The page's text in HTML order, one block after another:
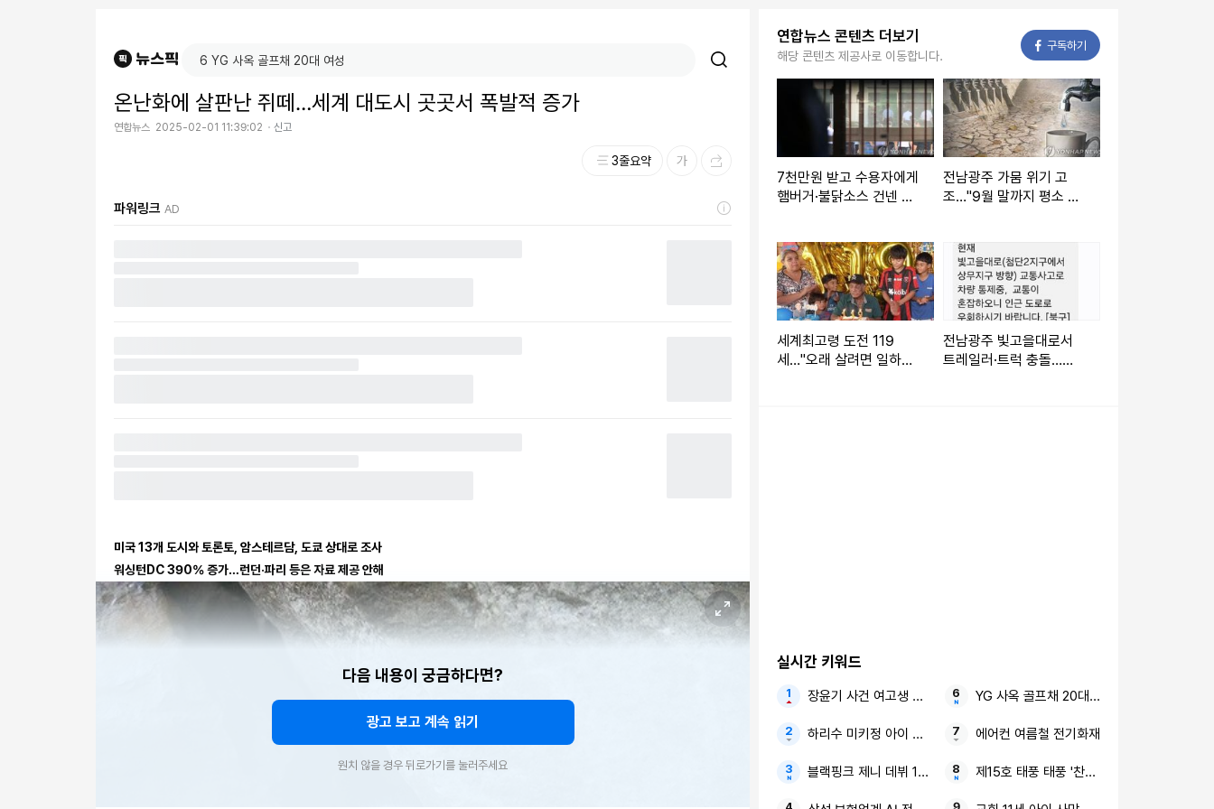
온난화에 살판난 쥐떼…세계 대도시 곳곳서 폭발적 증가
연합뉴스 2025-02-01 11:39:02 신고
3줄요약
파워링크 AD
미국 13개 도시와 토론토, 암스테르담, 도쿄 상대로 조사
워싱턴DC 390% 증가…런던·파리 등은 자료 제공 안해
다음 내용이 궁금하다면?
광고 보고 계속 읽기
원치 않을 경우 뒤로가기를 눌러주세요
연합뉴스 콘텐츠 더보기
해당 콘텐츠 제공사로 이동합니다.
구독하기
7천만원 받고 수용자에게
햄버거·불닭소스 건넨 교
전남광주 가뭄 위기 고
조…"9월 말까지 평소 수
세계최고령 도전 119
세…"오래 살려면 일하고
전남광주 빛고을대로서
트레일러·트럭 충돌…차
실시간 키워드
장윤기 사건 여고생 고교생
하리수 미키정 아이 못 낳아
블랙핑크 제니 데뷔 10주년 장문의 편지
YG 사옥 골프채 20대 여성
에어컨 여름철 전기화재
제15호 태풍 태풍 '찬홈' 동해